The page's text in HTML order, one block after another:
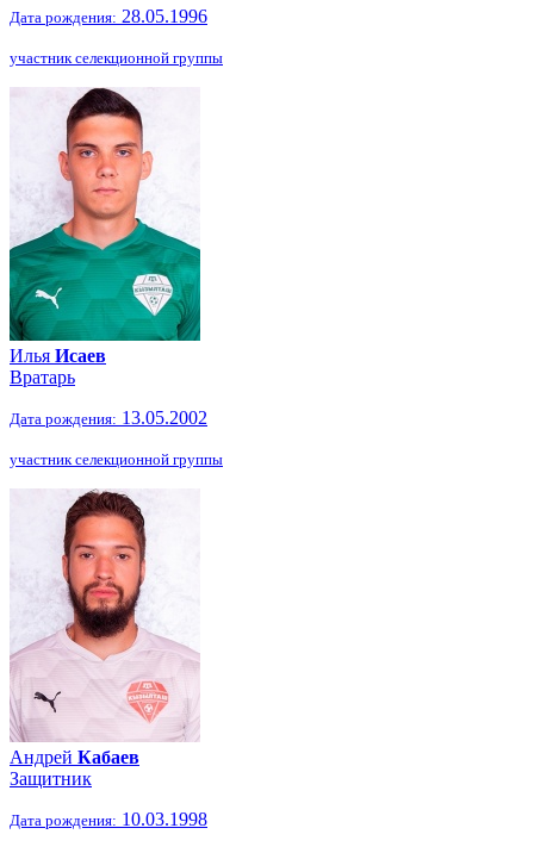
Дата рождения: 28.05.1996
участник селекционной группы
Илья Исаев
Вратарь
Дата рождения: 13.05.2002
участник селекционной группы
Андрей Кабаев
Защитник
Дата рождения: 10.03.1998